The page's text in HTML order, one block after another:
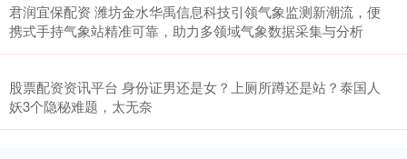
君润宜保配资 潍坊金水华禹信息科技引领气象监测新潮流，便
携式手持气象站精准可靠，助力多领域气象数据采集与分析
股票配资资讯平台 身份证男还是女？上厕所蹲还是站？泰国人
妖3个隐秘难题，太无奈